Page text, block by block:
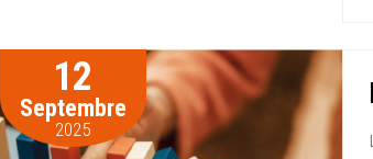
12
Septembre
2025